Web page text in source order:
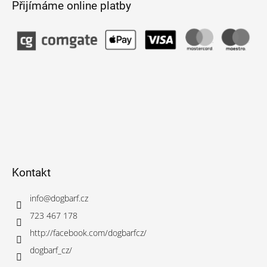
Přijímáme online platby
Kontakt
info@dogbarf.cz
723 467 178
http://facebook.com/dogbarfcz/
dogbarf_cz/